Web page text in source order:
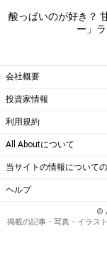
あって安心（30
ーだから（30代
心（50代・女性
さらにもうひと
ら使ってるから
と。
「幼い頃からな
「夫婦ともに子
プなので（40代
酸っぱいのが好き？
ー」
会社概要
投資家情報
利用規約
All Aboutについて
当サイトの情報について
ヘルプ
©
掲載の記事・写真・イラス